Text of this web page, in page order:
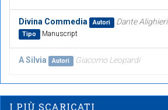
Divina Commedia Autori Dante Alighieri
Tipo Manuscript
A Silvia Autori Giacomo Leopardi
I PIÙ SCARICATI